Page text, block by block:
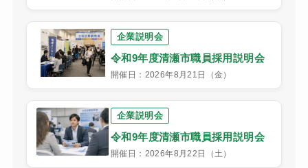
企業説明会
令和9年度清瀬市職員採用説明会
開催日：2026年8月21日（金）
企業説明会
令和9年度清瀬市職員採用説明会
開催日：2026年8月22日（土）